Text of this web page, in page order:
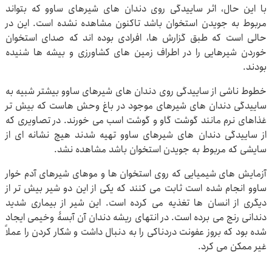
با این حال، اثر ساییدگی روی دندان های شیرهای ساوو که بتواند
مربوط به جویدن استخوان باشد تاکنون مشاهده نشده است. این در
حالی است که طبق گزارش ها، افرادی بوده اند که صدای استخوان
خوردن شیرهایی را در اطراف زمین های کشاورزی و بیشه ها شنیده
بودند.
خطوط ناشی از ساییدگی روی دندان های شیرهای ساوو بیشتر شبیه به
ساییدگی دندان های شیرهای موجود در باغ وحش هاست که بیش تر
غذاهای نرم مانند گوشت گاو و گوشت اسب می خورند. در تصاویری که
از ساییدگی دندان های شیرهای ساوو تهیه شدند هیچ نشانه ای از
سایشی که مربوط به جویدن استخوان باشد مشاهده نشد.
آزمایش های شیمیایی که روی استخوان ها و موهای شیرهای آدم خوار
ساوو انجام شده است ثابت می کنند که یکی از این دو شیر بیش تر از
دیگری از انسان ها تغذیه می کرده است. این شیر از بیماری شدید
دندانی رنج می برده است. در انتهای ریشه دندان آن آبسۀ وخیمی ایجاد
شده بود که بروز عفونت دردناکی را به دنبال داشت و شکار کردن را عملاً
غیر ممکن می کرد.